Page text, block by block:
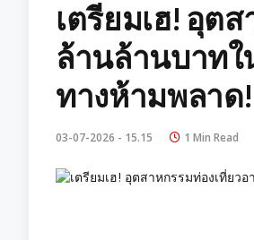
เตรียมเฮ! อุต
ล้านล้านบาทใ
ทางห้ามพลาด!
03-07-2026 - 15.15 1 Min Read